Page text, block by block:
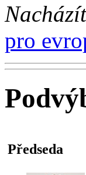
pro
Předseda